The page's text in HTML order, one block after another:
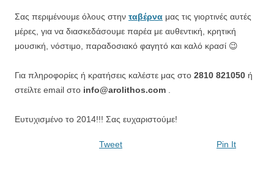
Σας περιμένουμε όλους στην ταβέρνα μας τις γιορτινές αυτές
μέρες, για να διασκεδάσουμε παρέα με αυθεντική, κρητική
μουσική, νόστιμο, παραδοσιακό φαγητό και καλό κρασί 😉
Για πληροφορίες ή κρατήσεις καλέστε μας στο 2810 821050 ή
στείλτε email στο info@arolithos.com
Ευτυχισμένο το 2014!!! Σας ευχαριστούμε!
Tweet Pin It